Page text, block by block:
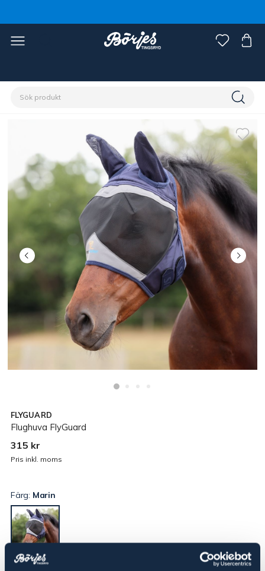
FLYGUARD
Flughuva FlyGuard
315 kr
Pris inkl. moms
Färg: Marin